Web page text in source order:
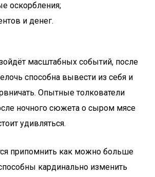
оскорбления;
и денег.
масштабных событий, после
способна вывести из себя и
Опытные толкователи
ночного сюжета о сыром мясе
удивляться.
припомнить как можно больше
кардинально изменить